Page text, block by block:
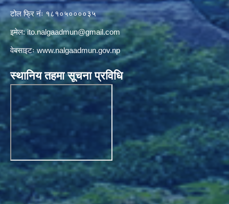
टोल फ्रि नंः १८१०५००००३५
इमेल:ito.nalgaadmun@gmail.com
वेबसाइटःwww.nalgaadmun.gov.np
स्थानिय तहमा सूचना प्रविधि